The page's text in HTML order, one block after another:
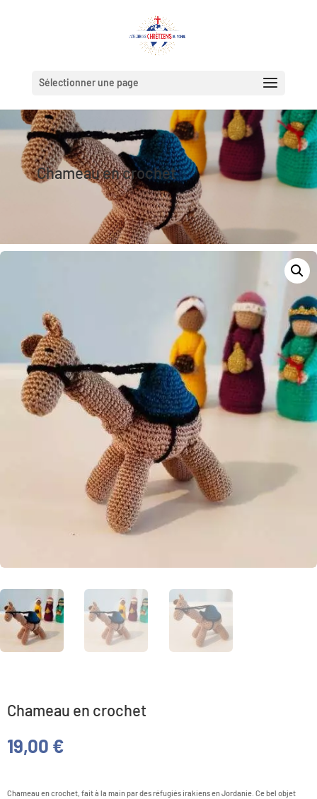
Sélectionner une page
Chameau en crochet
Chameau en crochet
19,00 €
Chameau en crochet, fait à la main par des réfugiés irakiens en Jordanie. Ce bel objet